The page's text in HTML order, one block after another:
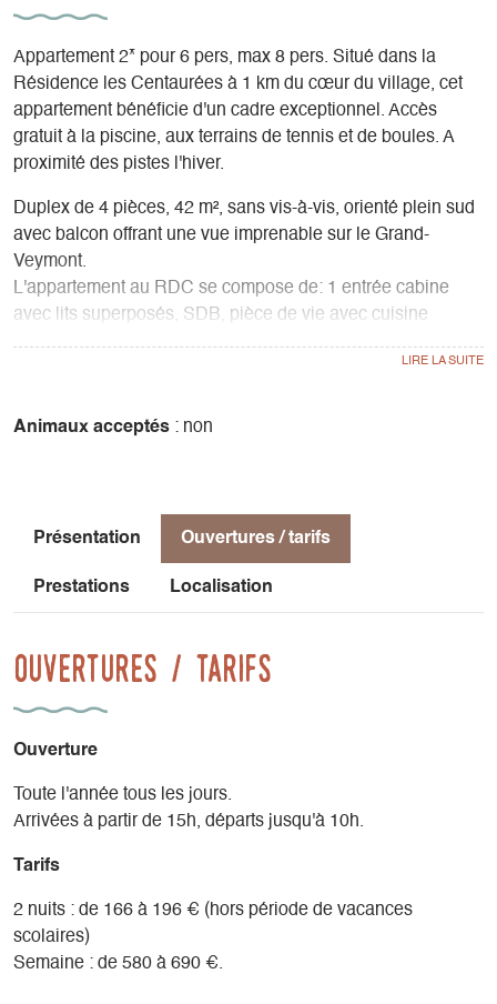
Appartement 2* pour 6 pers, max 8 pers. Situé dans la
Résidence les Centaurées à 1 km du cœur du village, cet
appartement bénéficie d'un cadre exceptionnel. Accès
gratuit à la piscine, aux terrains de tennis et de boules. A
proximité des pistes l'hiver.
Duplex de 4 pièces, 42 m², sans vis-à-vis, orienté plein sud
avec balcon offrant une vue imprenable sur le Grand-
Veymont.
L'appartement au RDC se compose de: 1 entrée cabine
avec lits superposés, SDB, pièce de vie avec cuisine
A l'étage: mezzanine avec 1 lit de 140, 1 chambre avec lit
Animaux acceptés : non
Présentation Ouvertures / tarifs
Prestations Localisation
Ouvertures / tarifs
Ouverture
Toute l'année tous les jours.
Arrivées à partir de 15h, départs jusqu'à 10h.
Tarifs
2 nuits : de 166 à 196 € (hors période de vacances
scolaires)
Semaine : de 580 à 690 €.